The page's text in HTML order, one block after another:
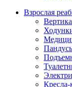
Взрослая